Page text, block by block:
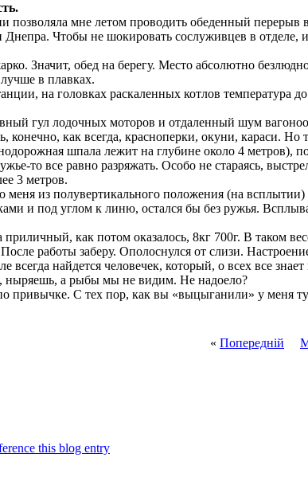
позволяла мне летом проводить обеденный
Днепра. Чтобы не шокировать сослуживцев в
Значит, обед на берегу. Место абсолютно
в плавках.
на головках раскаленных котлов температура
гул лодочных моторов и отдаленный шум
как всегда, красноперки, окуни, караси.
шпала лежит на глубине около 4
то все равно разряжать. Особо не стараясь,
3 метров.
меня из полувертикального положения (на
и под углом к линю, остался бы без ружья.
приличный, как потом оказалось, 8кг 700г. В таком
работы заберу. Ополоснулся от слизи.
всегда найдется человечек, который, о всех все
ныряешь, а рыбы мы не видим. Не надоело?
привычке. С тех пор, как вы «выцыганили» у меня
« Попередній
this blog entry